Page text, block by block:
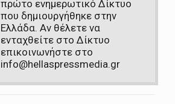
πρώτο ενημερωτικό Δίκτυο
που δημιουργήθηκε στην
Ελλάδα. Αν θέλετε να
ενταχθείτε στο Δίκτυο
επικοινωνήστε στο
info@hellaspressmedia.gr